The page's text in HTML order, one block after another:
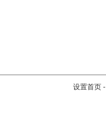
设置首页 -